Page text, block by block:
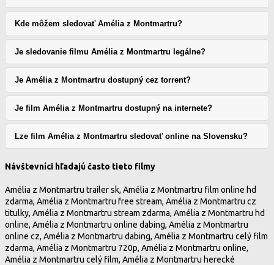
Kde môžem sledovať Amélia z Montmartru?
Je sledovanie filmu Amélia z Montmartru legálne?
Je Amélia z Montmartru dostupný cez torrent?
Je film Amélia z Montmartru dostupný na internete?
Lze film Amélia z Montmartru sledovať online na Slovensku?
Návštevníci hľadajú často tieto filmy
Amélia z Montmartru trailer sk, Amélia z Montmartru film online hd
zdarma, Amélia z Montmartru free stream, Amélia z Montmartru cz
titulky, Amélia z Montmartru stream zdarma, Amélia z Montmartru hd
online, Amélia z Montmartru online dabing, Amélia z Montmartru
online cz, Amélia z Montmartru dabing, Amélia z Montmartru celý film
zdarma, Amélia z Montmartru 720p, Amélia z Montmartru online,
Amélia z Montmartru celý film, Amélia z Montmartru herecké